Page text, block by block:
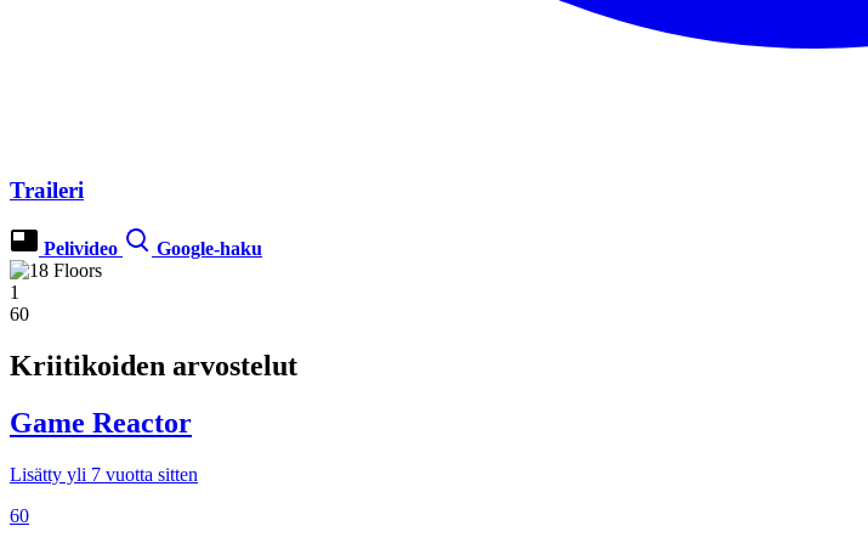
Traileri
Pelivideo Google-haku
1
60
Kriitikoiden arvostelut
Game Reactor
Lisätty yli 7 vuotta sitten
60